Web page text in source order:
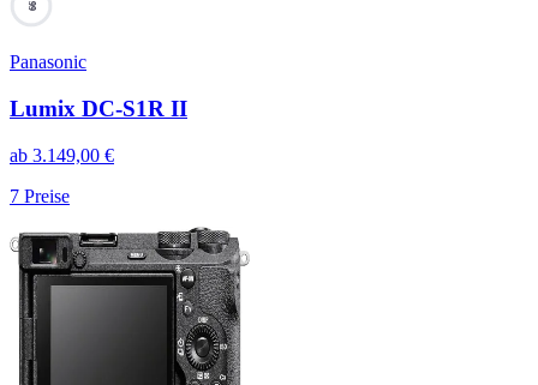
99
Panasonic
Lumix DC-S1R II
ab 3.149,00 €
7 Preise